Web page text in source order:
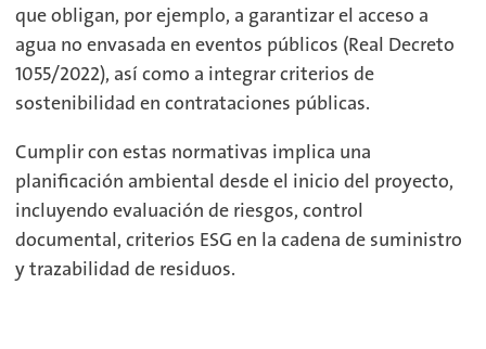
que obligan, por ejemplo, a garantizar el acceso a
agua no envasada en eventos públicos (Real Decreto
1055/2022), así como a integrar criterios de
sostenibilidad en contrataciones públicas.
Cumplir con estas normativas implica una
planificación ambiental desde el inicio del proyecto,
incluyendo evaluación de riesgos, control
documental, criterios ESG en la cadena de suministro
y trazabilidad de residuos.